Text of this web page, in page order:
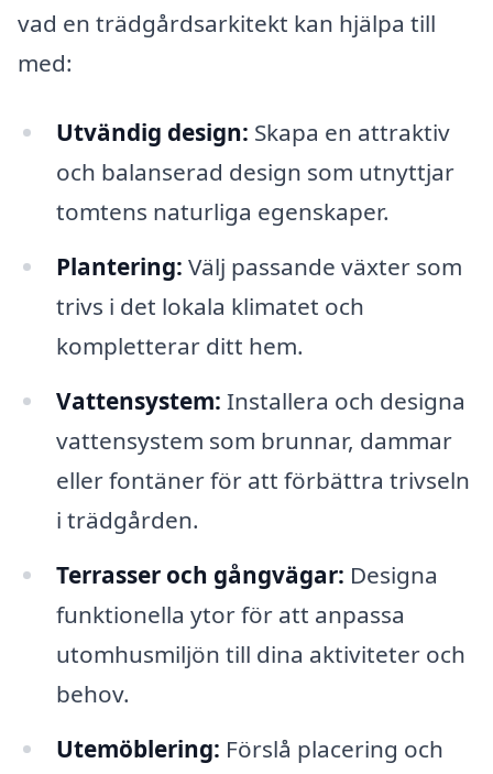
vad en trädgårdsarkitekt kan hjälpa till
med:
Utvändig design: Skapa en attraktiv
och balanserad design som utnyttjar
tomtens naturliga egenskaper.
Plantering: Välj passande växter som
trivs i det lokala klimatet och
kompletterar ditt hem.
Vattensystem: Installera och designa
vattensystem som brunnar, dammar
eller fontäner för att förbättra trivseln
i trädgården.
Terrasser och gångvägar: Designa
funktionella ytor för att anpassa
utomhusmiljön till dina aktiviteter och
behov.
Utemöblering: Förslå placering och